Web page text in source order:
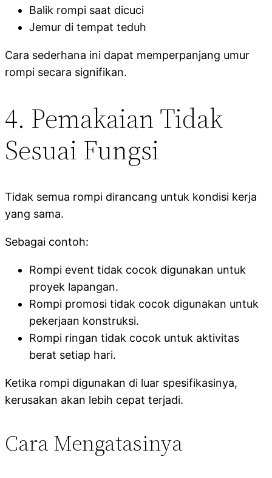
Balik rompi saat dicuci
Jemur di tempat teduh
Cara sederhana ini dapat memperpanjang umur
rompi secara signifikan.
4. Pemakaian Tidak
Sesuai Fungsi
Tidak semua rompi dirancang untuk kondisi kerja
yang sama.
Sebagai contoh:
Rompi event tidak cocok digunakan untuk
proyek lapangan.
Rompi promosi tidak cocok digunakan untuk
pekerjaan konstruksi.
Rompi ringan tidak cocok untuk aktivitas
berat setiap hari.
Ketika rompi digunakan di luar spesifikasinya,
kerusakan akan lebih cepat terjadi.
Cara Mengatasinya